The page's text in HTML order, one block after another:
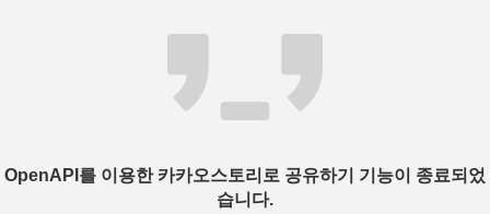
OpenAPI를 이용한 카카오스토리로 공유하기 기능이 종료되었
습니다.